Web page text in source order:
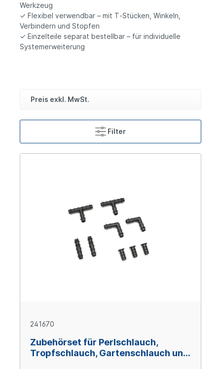
Werkzeug
✓ Flexibel verwendbar – mit T‑Stücken, Winkeln,
Verbindern und Stopfen
✓ Einzelteile separat bestellbar – für individuelle
Systemerweiterung
Preis exkl. MwSt.
Filter
241670
Zubehörset für Perlschlauch,
Tropfschlauch, Gartenschlauch und